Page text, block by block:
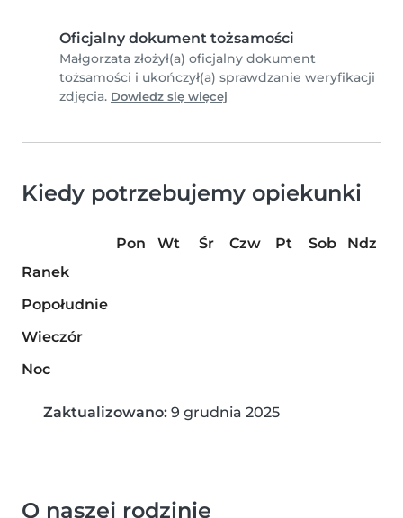
Oficjalny dokument tożsamości
Małgorzata złożył(a) oficjalny dokument
tożsamości i ukończył(a) sprawdzanie weryfikacji
zdjęcia. Dowiedz się więcej
Kiedy potrzebujemy opiekunki
Pon Wt Śr Czw Pt Sob
Ndz
Ranek
Popołudnie
Wieczór
Noc
Zaktualizowano: 9 grudnia 2025
O naszej rodzinie